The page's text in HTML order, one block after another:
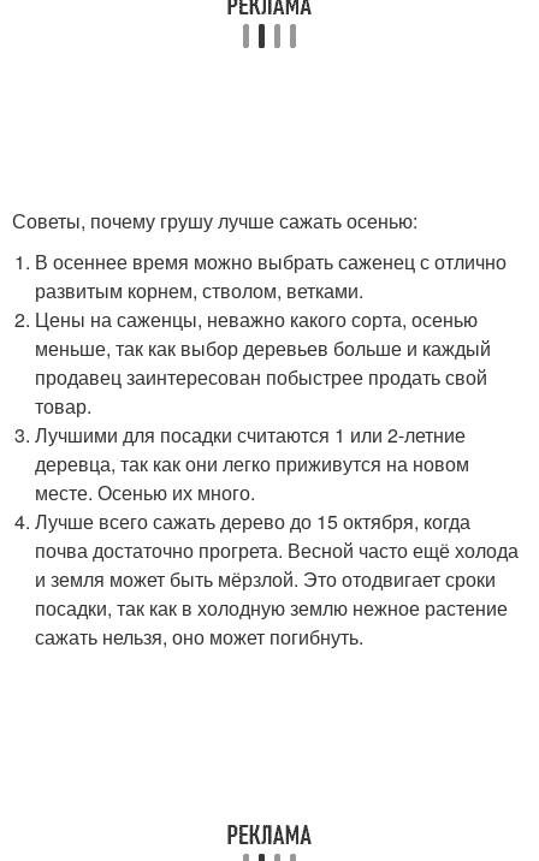
Советы, почему грушу лучше сажать осенью:
В осеннее время можно выбрать саженец с отлично
развитым корнем, стволом, ветками.
Цены на саженцы, неважно какого сорта, осенью
меньше, так как выбор деревьев больше и каждый
продавец заинтересован побыстрее продать свой
товар.
Лучшими для посадки считаются 1 или 2-летние
деревца, так как они легко приживутся на новом
месте. Осенью их много.
Лучше всего сажать дерево до 15 октября, когда
почва достаточно прогрета. Весной часто ещё холода
и земля может быть мёрзлой. Это отодвигает сроки
посадки, так как в холодную землю нежное растение
сажать нельзя, оно может погибнуть.